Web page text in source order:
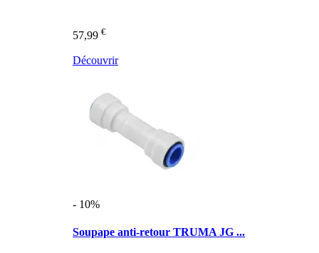
57,99 €
Découvrir
- 10%
Soupape anti-retour TRUMA JG ...